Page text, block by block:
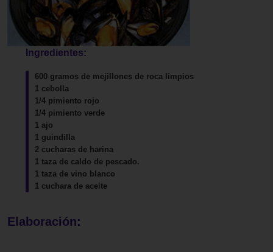
Ingredientes:
600 gramos de mejillones de roca limpios
1 cebolla
1/4 pimiento rojo
1/4 pimiento verde
1 ajo
1 guindilla
2 cucharas de harina
1 taza de caldo de pescado.
1 taza de vino blanco
1 cuchara de aceite
Elaboración: